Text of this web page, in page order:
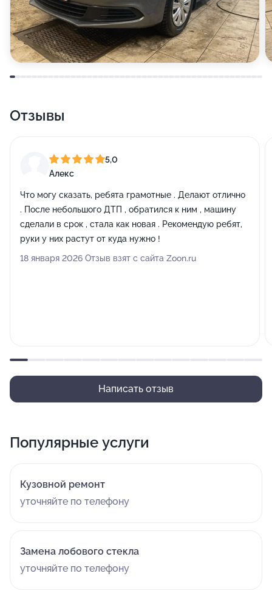
Отзывы
5,0
Алекс
Что могу сказать, ребята грамотные . Делают отлично
. После небольшого ДТП , обратился к ним , машину
сделали в срок , стала как новая . Рекомендую ребят,
руки у них растут от куда нужно !
18 января 2026 Отзыв взят с сайта Zoon.ru
Написать отзыв
Популярные услуги
Кузовной ремонт
уточняйте по телефону
Замена лобового стекла
уточняйте по телефону